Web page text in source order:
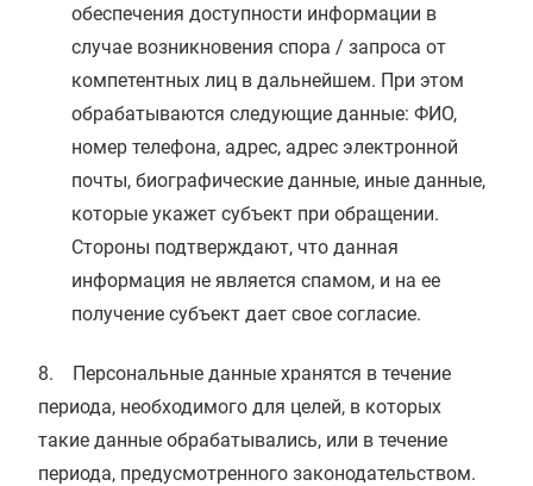
обеспечения доступности информации в
случае возникновения спора / запроса от
компетентных лиц в дальнейшем. При этом
обрабатываются следующие данные: ФИО,
номер телефона, адрес, адрес электронной
почты, биографические данные, иные данные,
которые укажет субъект при обращении.
Стороны подтверждают, что данная
информация не является спамом, и на ее
получение субъект дает свое согласие.
8. Персональные данные хранятся в течение
периода, необходимого для целей, в которых
такие данные обрабатывались, или в течение
периода, предусмотренного законодательством.